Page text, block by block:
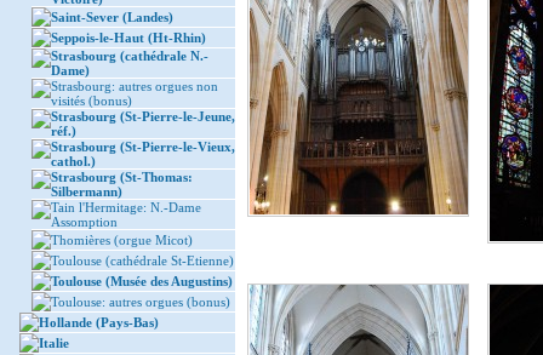
Saint-Sever (Landes)
Seppois-le-Haut (Ht-Rhin)
Strasbourg (cathédrale N.-
Dame)
Strasbourg: autres orgues non
visités (bonus)
Strasbourg (St-Pierre-le-Jeune,
réf.)
Strasbourg (St-Pierre-le-Vieux,
cathol.)
Strasbourg (St-Thomas:
Silbermann)
Tain l'Hermitage: N.-Dame
Assomption
Thomières (orgue Micot)
Toulouse (cathédrale St-Etienne)
Toulouse (Musée des Augustins)
Toulouse: autres orgues (bonus)
Hollande (Pays-Bas)
Italie